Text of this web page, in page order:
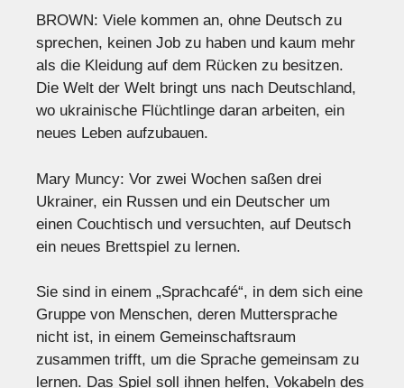
BROWN: Viele kommen an, ohne Deutsch zu
sprechen, keinen Job zu haben und kaum mehr
als die Kleidung auf dem Rücken zu besitzen.
Die Welt der Welt bringt uns nach Deutschland,
wo ukrainische Flüchtlinge daran arbeiten, ein
neues Leben aufzubauen.
Mary Muncy: Vor zwei Wochen saßen drei
Ukrainer, ein Russen und ein Deutscher um
einen Couchtisch und versuchten, auf Deutsch
ein neues Brettspiel zu lernen.
Sie sind in einem „Sprachcafé“, in dem sich eine
Gruppe von Menschen, deren Muttersprache
nicht ist, in einem Gemeinschaftsraum
zusammen trifft, um die Sprache gemeinsam zu
lernen. Das Spiel soll ihnen helfen, Vokabeln des